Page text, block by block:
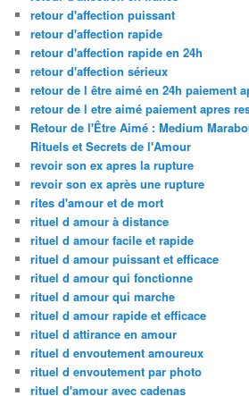
retour d'affection puissant
retour d'affection rapide
retour d'affection rapide en 24h
retour d'affection sérieux
retour de l être aimé en 24h paiement
retour de l etre aimé paiement apres
Retour de l'Être Aimé : Medium
Rituels et Secrets de l'Amour
revoir son ex apres la rupture
revoir son ex après une rupture
rites d'amour et de mort
rituel d amour à distance
rituel d amour facile et rapide
rituel d amour puissant et efficace
rituel d amour qui fonctionne
rituel d amour qui marche
rituel d amour rapide et efficace
rituel d attirance en amour
rituel d envoutement amoureux
rituel d envoutement par photo
rituel d'amour avec cadenas